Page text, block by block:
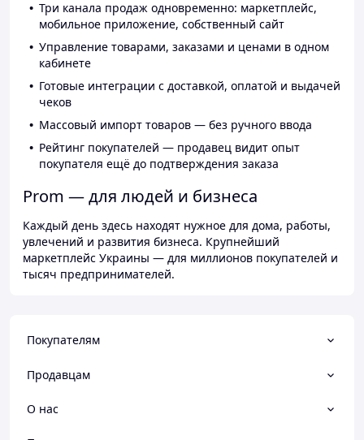
Три канала продаж одновременно: маркетплейс,
мобильное приложение, собственный сайт
Управление товарами, заказами и ценами в одном
кабинете
Готовые интеграции с доставкой, оплатой и выдачей
чеков
Массовый импорт товаров — без ручного ввода
Рейтинг покупателей — продавец видит опыт
покупателя ещё до подтверждения заказа
Prom — для людей и бизнеса
Каждый день здесь находят нужное для дома, работы,
увлечений и развития бизнеса. Крупнейший
маркетплейс Украины — для миллионов покупателей и
тысяч предпринимателей.
Покупателям
Продавцам
О нас